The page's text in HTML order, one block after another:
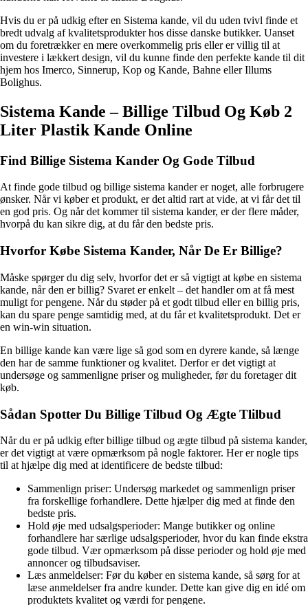
Hvis du er på udkig efter en Sistema kande, vil du uden tvivl finde et
bredt udvalg af kvalitetsprodukter hos disse danske butikker. Uanset
om du foretrækker en mere overkommelig pris eller er villig til at
investere i lækkert design, vil du kunne finde den perfekte kande til dit
hjem hos Imerco, Sinnerup, Kop og Kande, Bahne eller Illums
Bolighus.
Sistema Kande – Billige Tilbud Og Køb 2
Liter Plastik Kande Online
Find Billige Sistema Kander Og Gode Tilbud
At finde gode tilbud og billige sistema kander er noget, alle forbrugere
ønsker. Når vi køber et produkt, er det altid rart at vide, at vi får det til
en god pris. Og når det kommer til sistema kander, er der flere måder,
hvorpå du kan sikre dig, at du får den bedste pris.
Hvorfor Købe Sistema Kander, Når De Er Billige?
Måske spørger du dig selv, hvorfor det er så vigtigt at købe en sistema
kande, når den er billig? Svaret er enkelt – det handler om at få mest
muligt for pengene. Når du støder på et godt tilbud eller en billig pris,
kan du spare penge samtidig med, at du får et kvalitetsprodukt. Det er
en win-win situation.
En billige kande kan være lige så god som en dyrere kande, så længe
den har de samme funktioner og kvalitet. Derfor er det vigtigt at
undersøge og sammenligne priser og muligheder, før du foretager dit
køb.
Sådan Spotter Du Billige Tilbud Og Ægte Tlilbud
Når du er på udkig efter billige tilbud og ægte tilbud på sistema kander,
er det vigtigt at være opmærksom på nogle faktorer. Her er nogle tips
til at hjælpe dig med at identificere de bedste tilbud:
Sammenlign priser: Undersøg markedet og sammenlign priser
fra forskellige forhandlere. Dette hjælper dig med at finde den
bedste pris.
Hold øje med udsalgsperioder: Mange butikker og online
forhandlere har særlige udsalgsperioder, hvor du kan finde ekstra
gode tilbud. Vær opmærksom på disse perioder og hold øje med
annoncer og tilbudsaviser.
Læs anmeldelser: Før du køber en sistema kande, så sørg for at
læse anmeldelser fra andre kunder. Dette kan give dig en idé om
produktets kvalitet og værdi for pengene.